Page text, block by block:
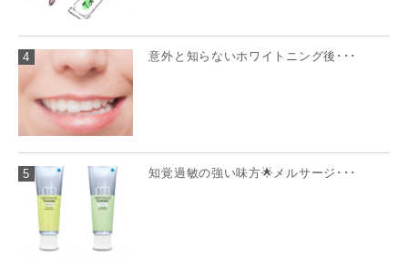
4 意外と知らないホワイトニング後･･･
5 知覚過敏の強い味方🌟メルサージ･･･